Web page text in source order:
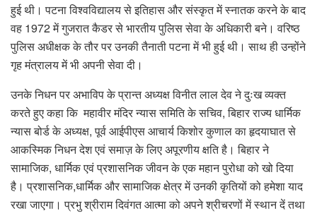
हुई थी। पटना विश्वविद्यालय से इतिहास और संस्कृत में स्नातक करने के बाद
वह 1972 में गुजरात कैडर से भारतीय पुलिस सेवा के अधिकारी बने। वरिष्ठ
पुलिस अधीक्षक के तौर पर उनकी तैनाती पटना में भी हुई थी। साथ ही उन्होंने
गृह मंत्रालय में भी अपनी सेवा दी।
उनके निधन पर अभाविप के प्रान्त अध्यक्ष विनीत लाल देव ने दुःख व्यक्त
करते हुए कहा कि महावीर मंदिर न्यास समिति के सचिव, बिहार राज्य धार्मिक
न्यास बोर्ड के अध्यक्ष, पूर्व आईपीएस आचार्य किशोर कुणाल का हृदयाघात से
आकस्मिक निधन देश एवं समाज़ के लिए अपूरणीय क्षति है। बिहार ने
सामाजिक, धार्मिक एवं प्रशासनिक जीवन के एक महान पुरोधा को खो दिया
है। प्रशासनिक,धार्मिक और सामाजिक क्षेत्र में उनकी कृतियों को हमेशा याद
रखा जाएगा। प्रभु श्रीराम दिवंगत आत्मा को अपने श्रीचरणों में स्थान दें तथा